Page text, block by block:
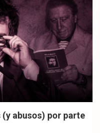
abusos) por parte